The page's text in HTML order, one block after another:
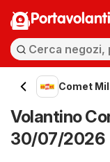
Comet
Volantino
30/07/2026